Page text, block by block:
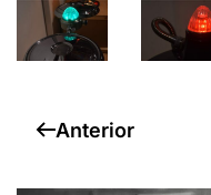
Anterior